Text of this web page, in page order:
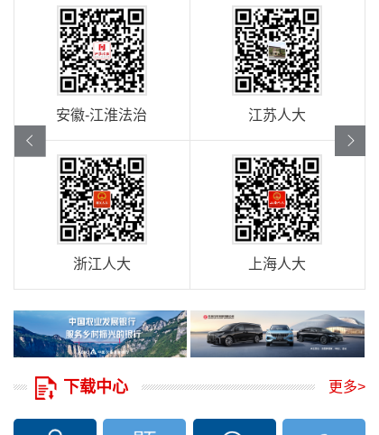
安徽-江淮法治
浙江人大
江苏人大
上海人大
下载中心 更多>